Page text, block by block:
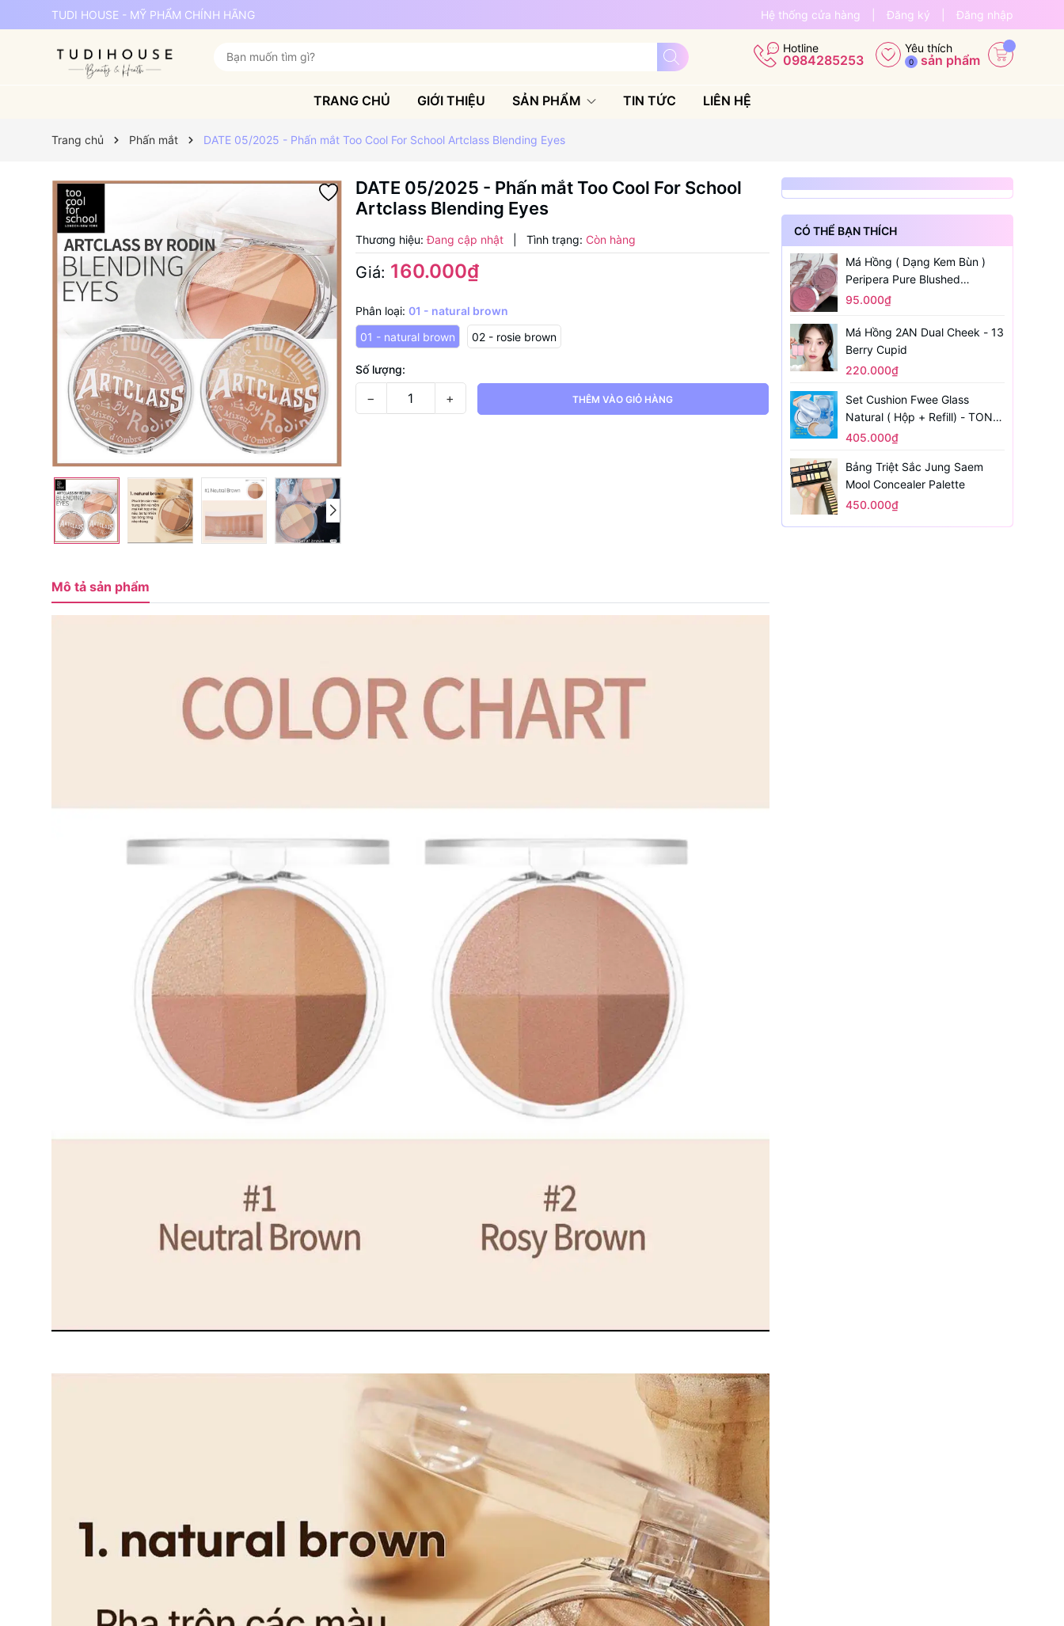
TUDI HOUSE - MỸ PHẨM CHÍNH HÃNG Hệ thống cửa hàng Đăng ký Đăng nhập
Hotline
0984285253
Yêu thích
0 sản phẩm
TRANG CHỦ GIỚI THIỆU SẢN PHẨM TIN TỨC LIÊN HỆ
Trang chủ Phấn mắt DATE 05/2025 - Phấn mắt Too Cool For School Artclass Blending Eyes
DATE 05/2025 - Phấn mắt Too Cool For School
Artclass Blending Eyes
Thương hiệu: Đang cập nhật Tình trạng: Còn hàng
Giá: 160.000₫
Phân loại: 01 - natural brown
01 - natural brown
02 - rosie brown
Số lượng:
− + THÊM VÀO GIỎ HÀNG
Mô tả sản phẩm
CÓ THỂ BẠN THÍCH
Má Hồng ( Dạng Kem Bùn )
Peripera Pure Blushed
Sunshine Cheek
95.000₫
Má Hồng 2AN Dual Cheek - 13
Berry Cupid
220.000₫
Set Cushion Fwee Glass
Natural ( Hộp + Refill) - TONE
1.5
405.000₫
Bảng Triệt Sắc Jung Saem
Mool Concealer Palette
450.000₫